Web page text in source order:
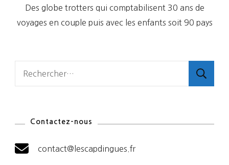
Des globe trotters qui comptabilisent 30 ans de
voyages en couple puis avec les enfants soit 90 pays
Contactez-nous
contact@lescapdingues.fr